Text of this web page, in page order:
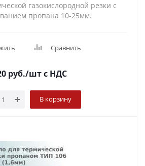
газокислородной резки с
пропана 10-25мм.
Сравнить
руб./штс НДС
В корзину